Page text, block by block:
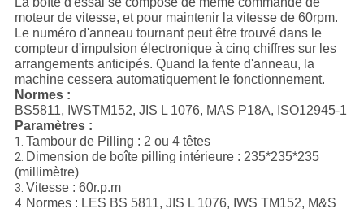
moteur de vitesse, et pour maintenir la vitesse de 60rpm.
Le numéro d'anneau tournant peut être trouvé dans le
compteur d'impulsion électronique à cinq chiffres sur les
arrangements anticipés. Quand la fente d'anneau, la
machine cessera automatiquement le fonctionnement.
Normes :
BS5811, IWSTM152, JIS L 1076, MAS P18A, ISO12945-1
Paramètres :
1. Tambour de Pilling : 2 ou 4 têtes
2. Dimension de boîte pilling intérieure : 235*235*235
(millimètre)
3. Vitesse : 60r.p.m
4. Normes : LES BS 5811, JIS L 1076, IWS TM152, M&S